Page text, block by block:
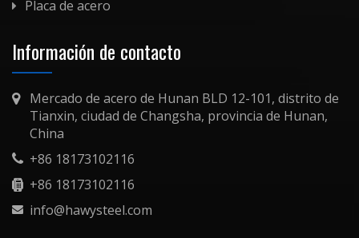
Placa de acero
Información de contacto
Mercado de acero de Hunan BLD 12-101, distrito de
Tianxin, ciudad de Changsha, provincia de Hunan,
China
+86 18173102116
+86 18173102116
info@hawysteel.com